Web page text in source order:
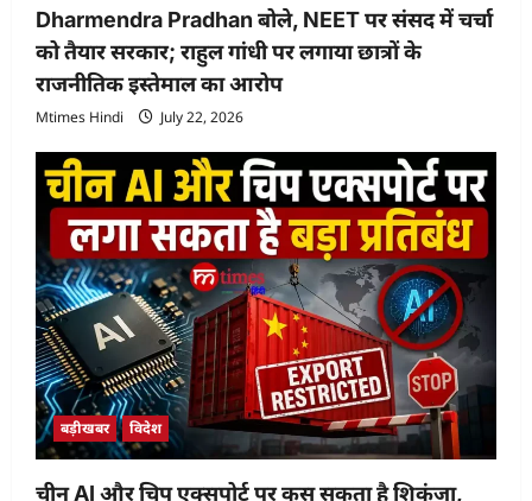
Dharmendra Pradhan बोले, NEET पर संसद में चर्चा
को तैयार सरकार; राहुल गांधी पर लगाया छात्रों के
राजनीतिक इस्तेमाल का आरोप
Mtimes Hindi July 22, 2026
बड़ीखबर विदेश
चीन AI और चिप एक्सपोर्ट पर कस सकता है शिकंजा,